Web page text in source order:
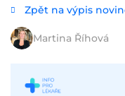
Zpět na výpis
Martina Říhová